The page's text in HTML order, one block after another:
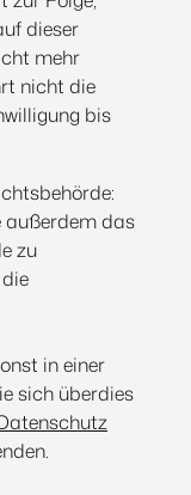
dieser
mehr
nicht die
bis
außerdem das
zu
in einer
sich überdies